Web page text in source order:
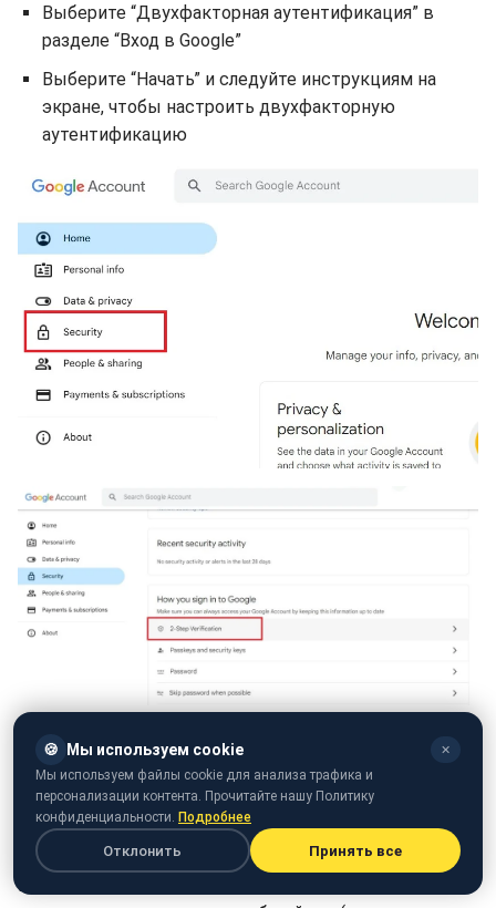
Выберите “Двухфакторная аутентификация” в
разделе “Вход в Google”
Выберите “Начать” и следуйте инструкциям на
экране, чтобы настроить двухфакторную
аутентификацию
Technology Personalized)
Управляйте приложениями, имеющими
доступ к вашей учетной записи Gmail
Нас просят ввести адрес электронной почты для
🍪 Мы используем cookie ✕
Мы используем файлы cookie для анализа трафика и
персонализации контента. Прочитайте нашу Политику
конфиденциальности. Подробнее
Отклонить Принять все